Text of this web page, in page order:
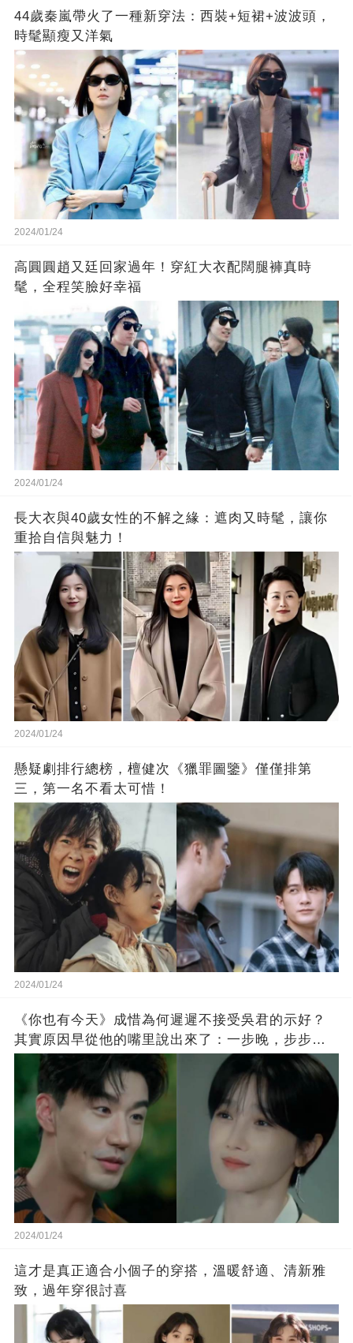
44歲秦嵐帶火了一種新穿法：西裝+短裙+波波頭，
時髦顯瘦又洋氣
2024/01/24
高圓圓趙又廷回家過年！穿紅大衣配闊腿褲真時
髦，全程笑臉好幸福
2024/01/24
長大衣與40歲女性的不解之緣：遮肉又時髦，讓你
重拾自信與魅力！
2024/01/24
懸疑劇排行總榜，檀健次《獵罪圖鑒》僅僅排第
三，第一名不看太可惜！
2024/01/24
《你也有今天》成惜為何遲遲不接受吳君的示好？
其實原因早從他的嘴里說出來了：一步晚，步步
晚！
2024/01/24
這才是真正適合小個子的穿搭，溫暖舒適、清新雅
致，過年穿很討喜